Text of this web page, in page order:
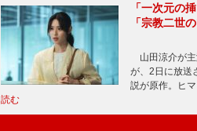
「一次元の
「宗教二世
山田涼介が主
が、2日に放送
説が原作。ヒ
読む